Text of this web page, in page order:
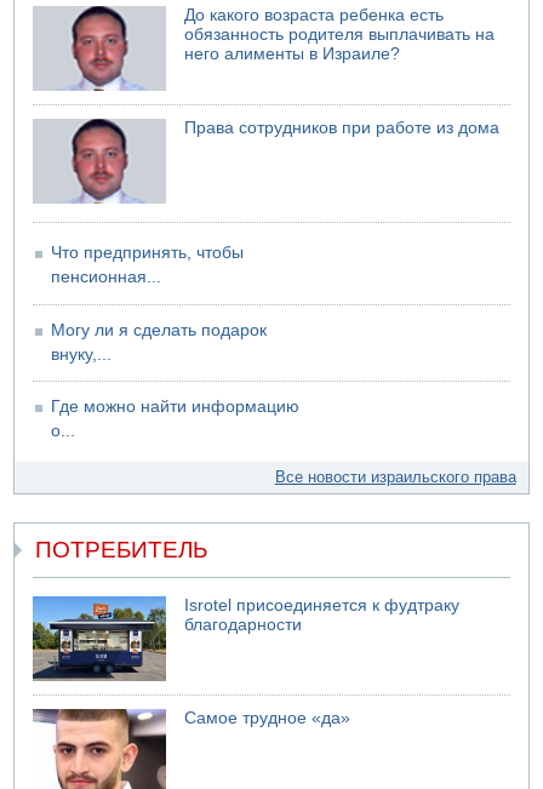
05.08.2026 18:30
Израиль провел испытания системы противоракетной
обороны "Хец"
МАДА призывает израильтян срочно сдавать кровь
До какого возраста ребенка есть
обязанность родителя выплачивать на
него алименты в Израиле?
Права сотрудников при работе из дома
Что предпринять, чтобы
пенсионная...
Могу ли я сделать подарок
внуку,...
Где можно найти информацию
о...
Все новости израильского права
ПОТРЕБИТЕЛЬ
Isrotel присоединяется к фудтраку
благодарности
Самое трудное «да»